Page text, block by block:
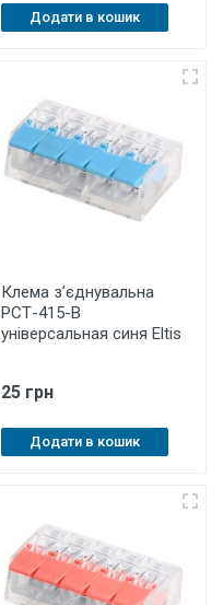
Додати в кошик
Клема з’єднувальна
РСТ-415-B
універсальная синя Eltis
25 грн
Додати в кошик